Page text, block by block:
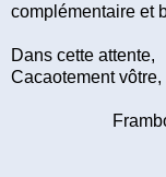
complémentaire et
Dans cette attente,
Cacaotement vôtre,